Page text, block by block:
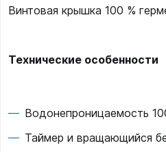
Винтовая крышка 100 %
Технические особенности
Водонепроницаемость
Таймер и вращающийся